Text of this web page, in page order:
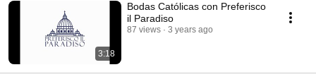
3:18
Bodas Católicas con Preferisco
il Paradiso
87 views 3 years ago